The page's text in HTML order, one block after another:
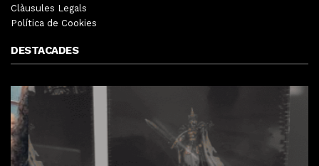
Clàusules Legals
Política de Cookies
DESTACADES